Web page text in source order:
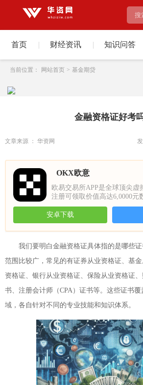
首页 | 财经资讯 | 知识问答
当前位置： 网站首页 > 基金期贷
金融资格证好考
文章来源 ： 华资网
OKX欧意
欧易交易所APP是全球顶尖虚
注册可领取价值高达6,0000元
安卓下载
我们要明白金融资格证具体指的是哪些
范围比较广，常见的有证券从业资格证、基
资格证、银行从业资格证、保险从业资格证
书、注册会计师（CPA）证书等。这些证书
域，各自针对不同的专业技能和知识体系。